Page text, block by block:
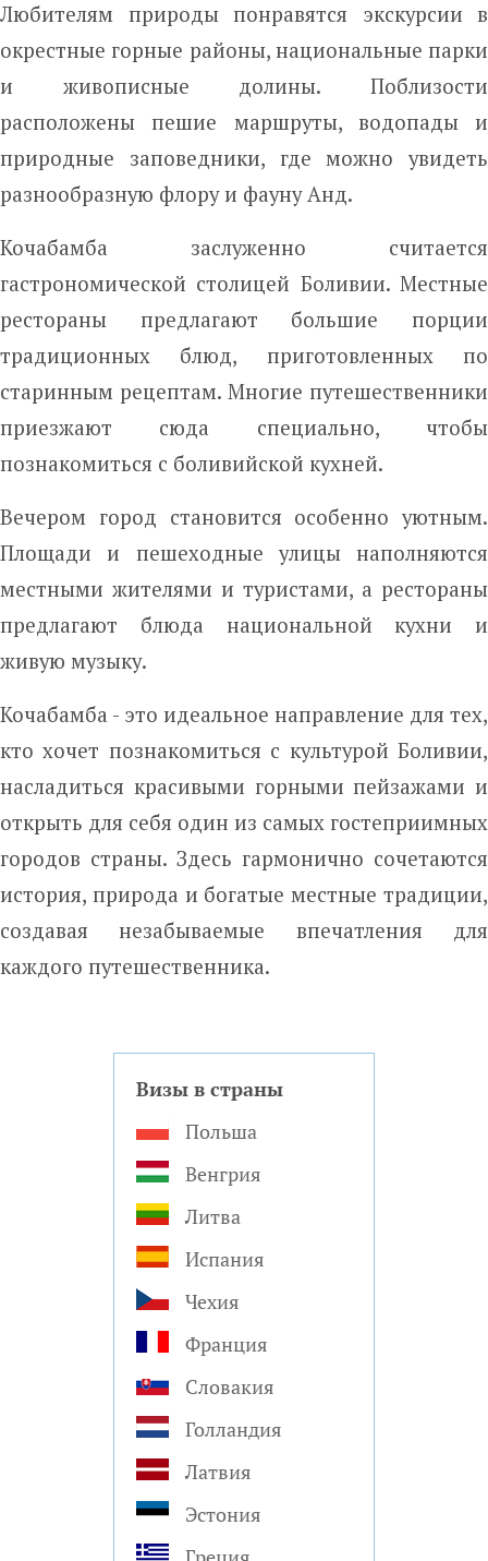
Любителям природы понравятся экскурсии в
окрестные горные районы, национальные парки
и живописные долины. Поблизости
расположены пешие маршруты, водопады и
природные заповедники, где можно увидеть
разнообразную флору и фауну Анд.
Кочабамба заслуженно считается
гастрономической столицей Боливии. Местные
рестораны предлагают большие порции
традиционных блюд, приготовленных по
старинным рецептам. Многие путешественники
приезжают сюда специально, чтобы
познакомиться с боливийской кухней.
Вечером город становится особенно уютным.
Площади и пешеходные улицы наполняются
местными жителями и туристами, а рестораны
предлагают блюда национальной кухни и
живую музыку.
Кочабамба - это идеальное направление для тех,
кто хочет познакомиться с культурой Боливии,
насладиться красивыми горными пейзажами и
открыть для себя один из самых гостеприимных
городов страны. Здесь гармонично сочетаются
история, природа и богатые местные традиции,
создавая незабываемые впечатления для
каждого путешественника.
Визы в страны
Польша
Венгрия
Литва
Испания
Чехия
Франция
Словакия
Голландия
Латвия
Эстония